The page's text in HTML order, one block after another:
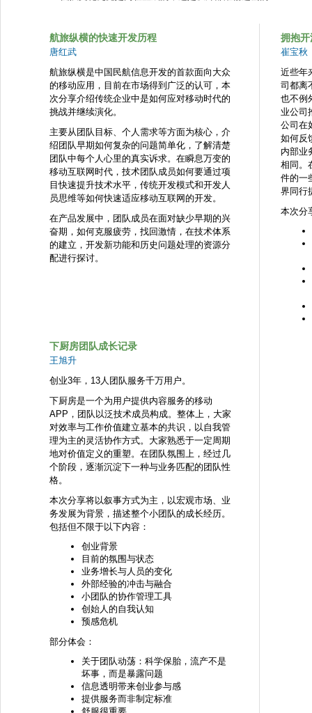
航旅纵横的快速开发历程
唐红武
航旅纵横是中国民航信息开发的首款面向大众
的移动应用，目前在市场得到广泛的认可，本
次分享介绍传统企业中是如何应对移动时代的
挑战并继续演化。
主要从团队目标、个人需求等方面为核心，介
绍团队早期如何复杂的问题简单化，了解清楚
团队中每个人心里的真实诉求。在瞬息万变的
移动互联网时代，技术团队成员如何要通过项
目快速提升技术水平，传统开发模式和开发人
员思维等如何快速适应移动互联网的开发。
在产品发展中，团队成员在面对缺少早期的兴
奋期，如何克服疲劳，找回激情，在技术体系
的建立，开发新功能和历史问题处理的资源分
配进行探讨。
拥抱
崔宝秋
近些年
司都离
也不例
业公司
公司在
如何反
内部业
相同。
件的一
界同行
本次分
下厨房团队成长记录
王旭升
创业3年，13人团队服务千万用户。
下厨房是一个为用户提供内容服务的移动
APP，团队以泛技术成员构成。整体上，大家
对效率与工作价值建立基本的共识，以自我管
理为主的灵活协作方式。大家熟悉于一定周期
地对价值定义的重塑。在团队氛围上，经过几
个阶段，逐渐沉淀下一种与业务匹配的团队性
格。
本次分享将以叙事方式为主，以宏观市场、业
务发展为背景，描述整个小团队的成长经历。
包括但不限于以下内容：
创业背景
目前的氛围与状态
业务增长与人员的变化
外部经验的冲击与融合
小团队的协作管理工具
创始人的自我认知
预感危机
部分体会：
关于团队动荡：科学保胎，流产不是
坏事，而是暴露问题
信息透明带来创业参与感
提供服务而非制定标准